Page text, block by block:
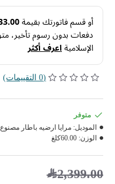
أو قسم فاتورتك بقيمة
دفعات بدون رسوم تأخير،
الإسلاميةاعرف أكثر
(0 التقييمات)
2,399.00﷼
متوفر
الموديل: مرايا ارضيه باطار
الوزن: 60.00كلغ